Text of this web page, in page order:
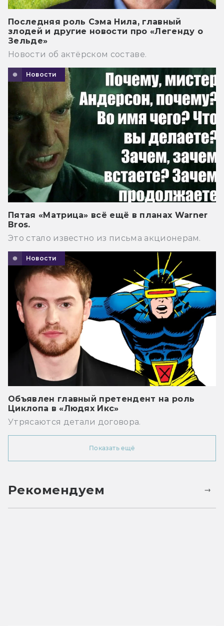
Последняя роль Сэма Нила, главный
злодей и другие новости про «Легенду о
Зельде»
Новости об актёрском составе.
Новости
Пятая «Матрица» всё ещё в планах Warner
Bros.
Это стало известно из письма акционерам.
Новости
Объявлен главный претендент на роль
Циклопа в «Людях Икс»
Утрясаются детали договора.
Показать ещё
Рекомендуем